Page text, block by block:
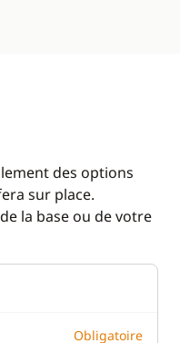
des options
sur place.
la base ou de votre
Obligatoire